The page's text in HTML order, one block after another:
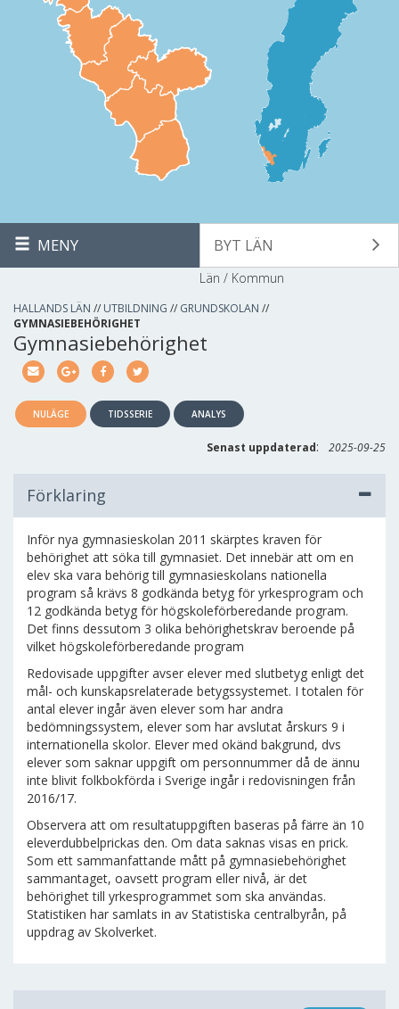
MENY BYT LÄN
Län / Kommun
HALLANDS LÄN // UTBILDNING // GRUNDSKOLAN //
GYMNASIEBEHÖRIGHET
Gymnasiebehörighet
NULÄGE TIDSSERIE ANALYS
Senast uppdaterad: 2025-09-25
Förklaring
Inför nya gymnasieskolan 2011 skärptes kraven för
behörighet att söka till gymnasiet. Det innebär att om en
elev ska vara behörig till gymnasieskolans nationella
program så krävs 8 godkända betyg för yrkesprogram och
12 godkända betyg för högskoleförberedande program.
Det finns dessutom 3 olika behörighetskrav beroende på
vilket högskoleförberedande program
Redovisade uppgifter avser elever med slutbetyg enligt det
mål- och kunskapsrelaterade betygssystemet. I totalen för
antal elever ingår även elever som har andra
bedömningssystem, elever som har avslutat årskurs 9 i
internationella skolor. Elever med okänd bakgrund, dvs
elever som saknar uppgift om personnummer då de ännu
inte blivit folkbokförda i Sverige ingår i redovisningen från
2016/17.
Observera att om resultatuppgiften baseras på färre än 10
eleverdubbelprickas den. Om data saknas visas en prick.
Som ett sammanfattande mått på gymnasiebehörighet
sammantaget, oavsett program eller nivå, är det
behörighet till yrkesprogrammet som ska användas.
Statistiken har samlats in av Statistiska centralbyrån, på
uppdrag av Skolverket.